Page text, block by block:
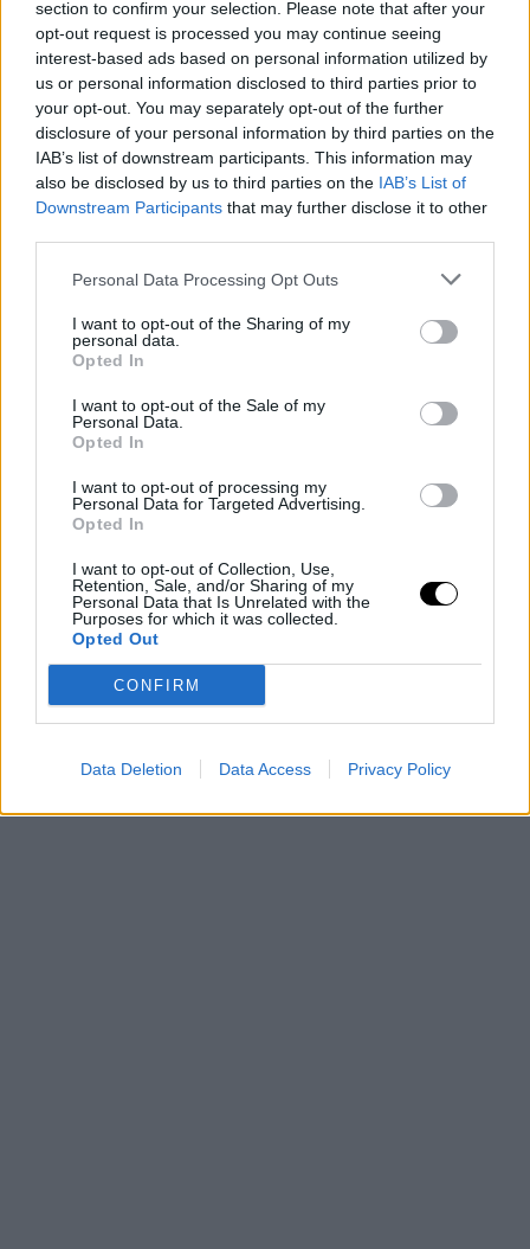
section to confirm your selection. Please note that after your
opt-out request is processed you may continue seeing
interest-based ads based on personal information utilized by
us or personal information disclosed to third parties prior to
your opt-out. You may separately opt-out of the further
disclosure of your personal information by third parties on the
IAB’s list of downstream participants. This information may
also be disclosed by us to third parties on the IAB’s List of
Downstream Participants that may further disclose it to other
Personal Data Processing Opt Outs
I want to opt-out of the Sharing of my
personal data.
Opted In
I want to opt-out of the Sale of my
Personal Data.
Opted In
I want to opt-out of processing my
Personal Data for Targeted Advertising.
Opted In
I want to opt-out of Collection, Use,
Retention, Sale, and/or Sharing of my
Personal Data that Is Unrelated with the
Purposes for which it was collected.
Opted Out
CONFIRM
Data Deletion Data Access Privacy Policy